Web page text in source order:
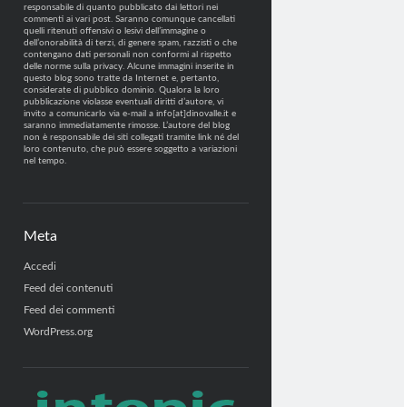
responsabile di quanto pubblicato dai lettori nei
commenti ai vari post. Saranno comunque cancellati
quelli ritenuti offensivi o lesivi dell’immagine o
dell’onorabilità di terzi, di genere spam, razzisti o che
contengano dati personali non conformi al rispetto
delle norme sulla privacy. Alcune immagini inserite in
questo blog sono tratte da Internet e, pertanto,
considerate di pubblico dominio. Qualora la loro
pubblicazione violasse eventuali diritti d’autore, vi
invito a comunicarlo via e-mail a info[at]dinovalle.it e
saranno immediatamente rimosse. L’autore del blog
non è responsabile dei siti collegati tramite link né del
loro contenuto, che può essere soggetto a variazioni
nel tempo.
Meta
Accedi
Feed dei contenuti
Feed dei commenti
WordPress.org